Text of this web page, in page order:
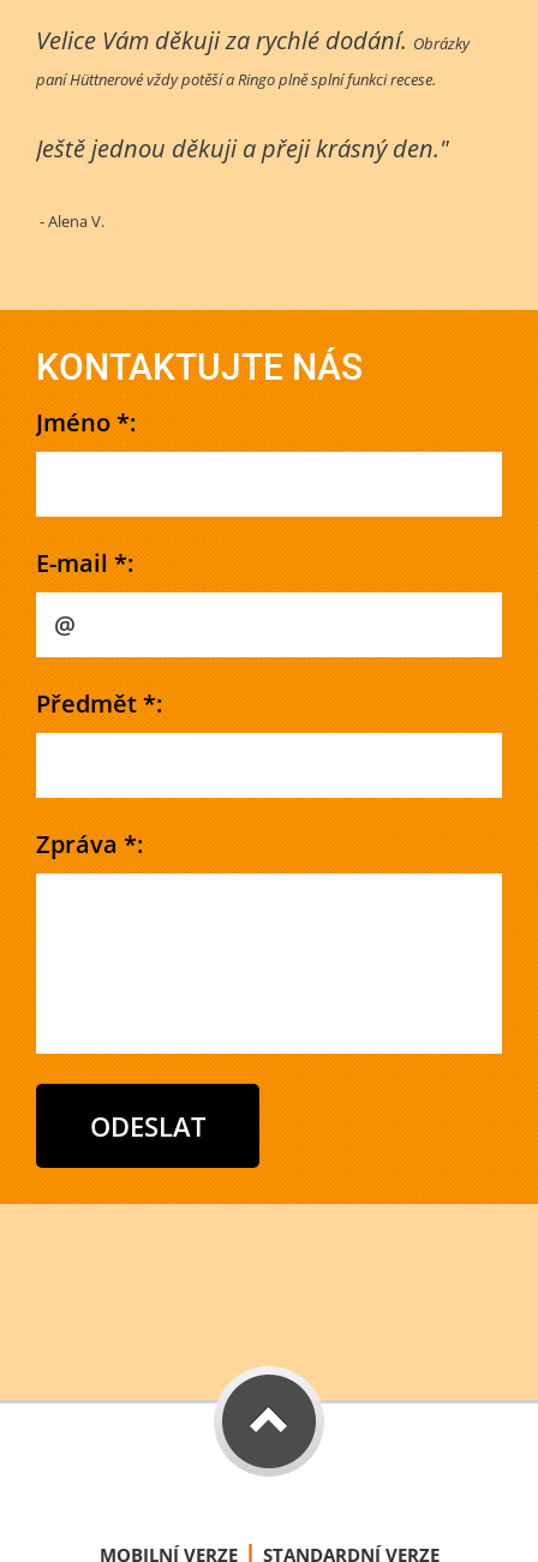
Velice Vám děkuji za rychlé dodání. Obrázky
paní Hüttnerové vždy potěší a Ringo plně splní funkci recese.
Ještě jednou děkuji a přeji krásný den."
- Alena V.
KONTAKTUJTE NÁS
Jméno *:
E-mail *:
Předmět *:
Zpráva *:
MOBILNÍ VERZE | STANDARDNÍ VERZE